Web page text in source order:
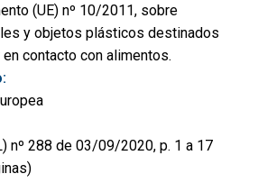
(UE) nº 10/2011, sobre
y objetos plásticos destinados
en contacto con alimentos.
nº 288 de 03/09/2020, p. 1 a 17